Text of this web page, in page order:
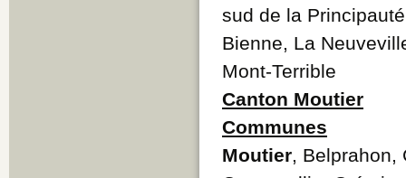
sud de la
Bienne, La
Mont-Terrible
Canton Moutier
Communes
Moutier ,